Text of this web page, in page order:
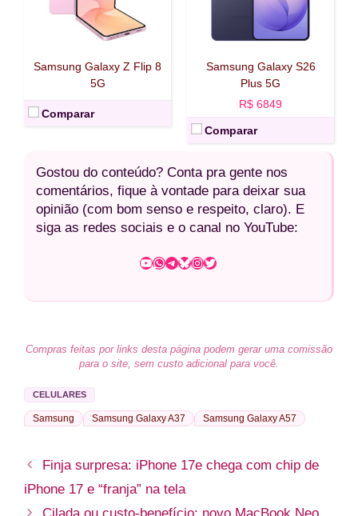
Samsung Galaxy Z Flip 8
5G
Comparar
Samsung Galaxy S26
Plus 5G
R$ 6849
Comparar
Gostou do conteúdo? Conta pra gente nos
comentários, fique à vontade para deixar sua
opinião (com bom senso e respeito, claro). E
siga as redes sociais e o canal no YouTube:
Youtube WhatsApp TelegramBluesky InstagramTwitter
Compras feitas por links desta página podem gerar uma comissão
para o site, sem custo adicional para você.
CELULARES
Samsung Samsung Galaxy A37 Samsung Galaxy A57
Finja surpresa: iPhone 17e chega com chip de
iPhone 17 e “franja” na tela
Cilada ou custo-benefício: novo MacBook Neo